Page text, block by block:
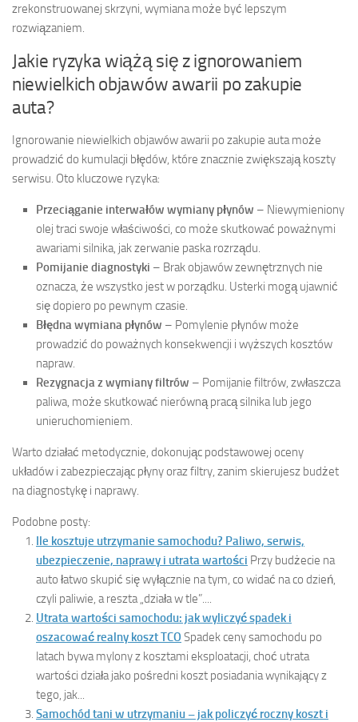
zrekonstruowanej skrzyni, wymiana może być lepszym
rozwiązaniem.
Jakie ryzyka wiążą się z ignorowaniem
niewielkich objawów awarii po zakupie
auta?
Ignorowanie niewielkich objawów awarii po zakupie auta może
prowadzić do kumulacji błędów, które znacznie zwiększają koszty
serwisu. Oto kluczowe ryzyka:
Przeciąganie interwałów wymiany płynów – Niewymieniony
olej traci swoje właściwości, co może skutkować poważnymi
awariami silnika, jak zerwanie paska rozrządu.
Pomijanie diagnostyki – Brak objawów zewnętrznych nie
oznacza, że wszystko jest w porządku. Usterki mogą ujawnić
się dopiero po pewnym czasie.
Błędna wymiana płynów – Pomylenie płynów może
prowadzić do poważnych konsekwencji i wyższych kosztów
napraw.
Rezygnacja z wymiany filtrów – Pomijanie filtrów, zwłaszcza
paliwa, może skutkować nierówną pracą silnika lub jego
unieruchomieniem.
Warto działać metodycznie, dokonując podstawowej oceny
układów i zabezpieczając płyny oraz filtry, zanim skierujesz budżet
na diagnostykę i naprawy.
Podobne posty:
Ile kosztuje utrzymanie samochodu? Paliwo, serwis,
ubezpieczenie, naprawy i utrata wartości Przy budżecie na
auto łatwo skupić się wyłącznie na tym, co widać na co dzień,
czyli paliwie, a reszta „działa w tle”....
Utrata wartości samochodu: jak wyliczyć spadek i
oszacować realny koszt TCO Spadek ceny samochodu po
latach bywa mylony z kosztami eksploatacji, choć utrata
wartości działa jako pośredni koszt posiadania wynikający z
tego, jak...
Samochód tani w utrzymaniu – jak policzyć roczny koszt i